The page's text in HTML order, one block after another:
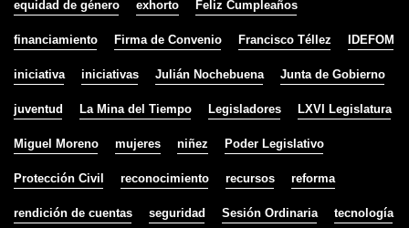
equidad de género exhorto Feliz Cumpleaños
financiamiento Firma de Convenio Francisco Téllez IDEFOM
iniciativa iniciativas Julián Nochebuena Junta de Gobierno
juventud La Mina del Tiempo Legisladores LXVI Legislatura
Miguel Moreno mujeres niñez Poder Legislativo
Protección Civil reconocimiento recursos reforma
rendición de cuentas seguridad Sesión Ordinaria tecnología